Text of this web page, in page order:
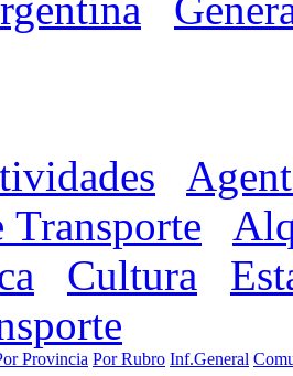
Cultura
Provincia Por Rubro Inf.General